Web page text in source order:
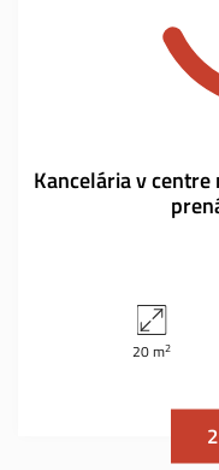
Kancelária v
20 m2